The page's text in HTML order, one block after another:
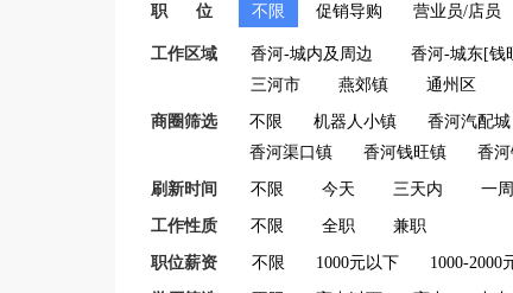
职 位 不限 促销导购 营业员/店员
工作区域 香河-城内及周边 香河-城东[钱
三河市
燕郊镇 通州区
商圈筛选 不限 机器人小镇 香河汽配城
香河渠口镇
香河钱旺镇 香
刷新时间 不限 今天 三天内 一
工作性质 不限 全职 兼职
职位薪资 不限 1000元以下 1000-2000